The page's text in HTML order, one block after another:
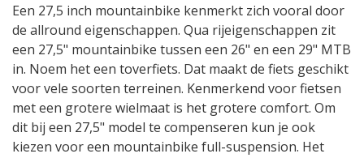
Een 27,5 inch mountainbike kenmerkt zich vooral door
de allround eigenschappen. Qua rijeigenschappen zit
een 27,5" mountainbike tussen een 26" en een 29" MTB
in. Noem het een toverfiets. Dat maakt de fiets geschikt
voor vele soorten terreinen. Kenmerkend voor fietsen
met een grotere wielmaat is het grotere comfort. Om
dit bij een 27,5" model te compenseren kun je ook
kiezen voor een mountainbike full-suspension. Het